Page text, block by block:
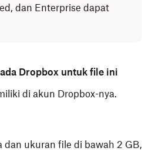
dan Enterprise dapat
Dropbox untuk file ini
di akun Dropbox-nya.
ukuran file di bawah 2 GB,